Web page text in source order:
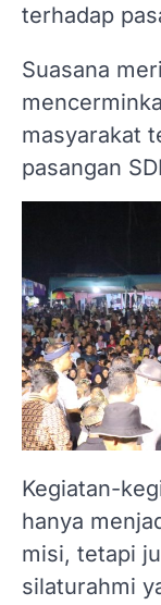
terhadap
Suasana
masyarakat
pasangan
Kegiatan-
hanya
misi, tetapi
silaturahmi